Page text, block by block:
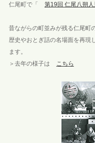
仁尾町で「
第19回 仁尾八朔人
昔ながらの町並みが残る仁尾町
歴史やおとぎ話の名場面を再現
ます。
＞去年の様子は
こちら